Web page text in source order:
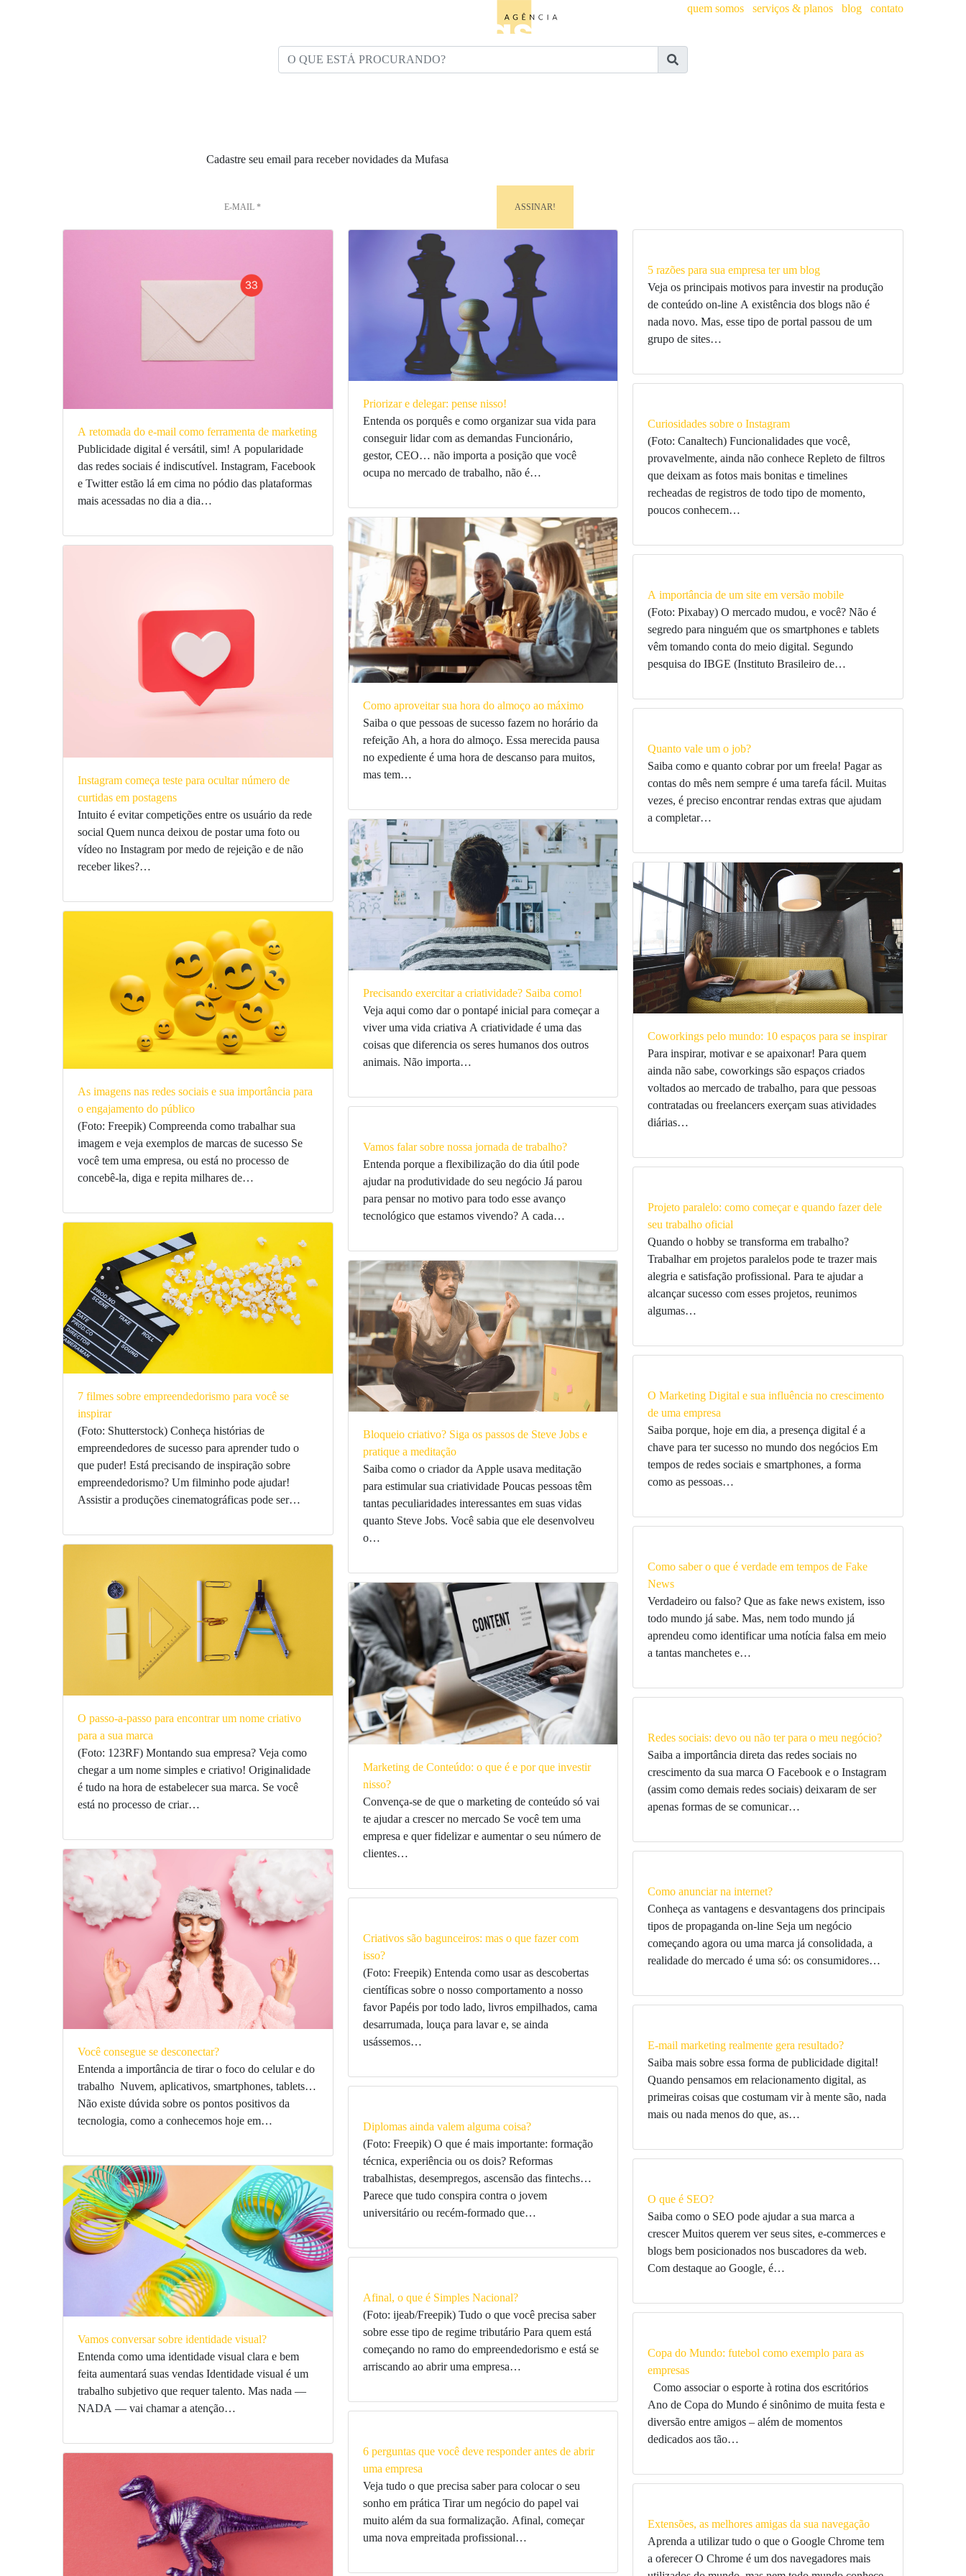
quem somos serviços & planos blog contato
O QUE ESTÁ PROCURANDO?
Cadastre seu email para receber novidades da Mufasa
A retomada do e-mail como ferramenta de marketing
Publicidade digital é versátil, sim! A popularidade
das redes sociais é indiscutível. Instagram, Facebook
e Twitter estão lá em cima no pódio das plataformas
mais acessadas no dia a dia…
Instagram começa teste para ocultar número de
curtidas em postagens
Intuito é evitar competições entre os usuário da rede
social Quem nunca deixou de postar uma foto ou
vídeo no Instagram por medo de rejeição e de não
receber likes?…
As imagens nas redes sociais e sua importância para
o engajamento do público
(Foto: Freepik) Compreenda como trabalhar sua
imagem e veja exemplos de marcas de sucesso Se
você tem uma empresa, ou está no processo de
concebê-la, diga e repita milhares de…
7 filmes sobre empreendedorismo para você se
inspirar
(Foto: Shutterstock) Conheça histórias de
empreendedores de sucesso para aprender tudo o
que puder! Está precisando de inspiração sobre
empreendedorismo? Um filminho pode ajudar!
Assistir a produções cinematográficas pode ser…
O passo-a-passo para encontrar um nome criativo
para a sua marca
(Foto: 123RF) Montando sua empresa? Veja como
chegar a um nome simples e criativo! Originalidade
é tudo na hora de estabelecer sua marca. Se você
está no processo de criar…
Você consegue se desconectar?
Entenda a importância de tirar o foco do celular e do
trabalho Nuvem, aplicativos, smartphones, tablets…
Não existe dúvida sobre os pontos positivos da
tecnologia, como a conhecemos hoje em…
Vamos conversar sobre identidade visual?
Entenda como uma identidade visual clara e bem
feita aumentará suas vendas Identidade visual é um
trabalho subjetivo que requer talento. Mas nada —
NADA — vai chamar a atenção…
Priorizar e delegar: pense nisso!
Entenda os porquês e como organizar sua vida para
conseguir lidar com as demandas Funcionário,
gestor, CEO… não importa a posição que você
ocupa no mercado de trabalho, não é…
Como aproveitar sua hora do almoço ao máximo
Saiba o que pessoas de sucesso fazem no horário da
refeição Ah, a hora do almoço. Essa merecida pausa
no expediente é uma hora de descanso para muitos,
mas tem…
Precisando exercitar a criatividade? Saiba como!
Veja aqui como dar o pontapé inicial para começar a
viver uma vida criativa A criatividade é uma das
coisas que diferencia os seres humanos dos outros
animais. Não importa…
Vamos falar sobre nossa jornada de trabalho?
Entenda porque a flexibilização do dia útil pode
ajudar na produtividade do seu negócio Já parou
para pensar no motivo para todo esse avanço
tecnológico que estamos vivendo? A cada…
Bloqueio criativo? Siga os passos de Steve Jobs e
pratique a meditação
Saiba como o criador da Apple usava meditação
para estimular sua criatividade Poucas pessoas têm
tantas peculiaridades interessantes em suas vidas
quanto Steve Jobs. Você sabia que ele desenvolveu
o…
Marketing de Conteúdo: o que é e por que investir
nisso?
Convença-se de que o marketing de conteúdo só vai
te ajudar a crescer no mercado Se você tem uma
empresa e quer fidelizar e aumentar o seu número de
clientes…
Criativos são bagunceiros: mas o que fazer com
isso?
(Foto: Freepik) Entenda como usar as descobertas
científicas sobre o nosso comportamento a nosso
favor Papéis por todo lado, livros empilhados, cama
desarrumada, louça para lavar e, se ainda
usássemos…
Diplomas ainda valem alguma coisa?
(Foto: Freepik) O que é mais importante: formação
técnica, experiência ou os dois? Reformas
trabalhistas, desempregos, ascensão das fintechs…
Parece que tudo conspira contra o jovem
universitário ou recém-formado que…
Afinal, o que é Simples Nacional?
(Foto: ijeab/Freepik) Tudo o que você precisa saber
sobre esse tipo de regime tributário Para quem está
começando no ramo do empreendedorismo e está se
arriscando ao abrir uma empresa…
6 perguntas que você deve responder antes de abrir
uma empresa
Veja tudo o que precisa saber para colocar o seu
sonho em prática Tirar um negócio do papel vai
muito além da sua formalização. Afinal, começar
uma nova empreitada profissional…
5 razões para sua empresa ter um blog
Veja os principais motivos para investir na produção
de conteúdo on-line A existência dos blogs não é
nada novo. Mas, esse tipo de portal passou de um
grupo de sites…
Curiosidades sobre o Instagram
(Foto: Canaltech) Funcionalidades que você,
provavelmente, ainda não conhece Repleto de filtros
que deixam as fotos mais bonitas e timelines
recheadas de registros de todo tipo de momento,
poucos conhecem…
A importância de um site em versão mobile
(Foto: Pixabay) O mercado mudou, e você? Não é
segredo para ninguém que os smartphones e tablets
vêm tomando conta do meio digital. Segundo
pesquisa do IBGE (Instituto Brasileiro de…
Quanto vale um o job?
Saiba como e quanto cobrar por um freela! Pagar as
contas do mês nem sempre é uma tarefa fácil. Muitas
vezes, é preciso encontrar rendas extras que ajudam
a completar…
Coworkings pelo mundo: 10 espaços para se inspirar
Para inspirar, motivar e se apaixonar! Para quem
ainda não sabe, coworkings são espaços criados
voltados ao mercado de trabalho, para que pessoas
contratadas ou freelancers exerçam suas atividades
diárias…
Projeto paralelo: como começar e quando fazer dele
seu trabalho oficial
Quando o hobby se transforma em trabalho?
Trabalhar em projetos paralelos pode te trazer mais
alegria e satisfação profissional. Para te ajudar a
alcançar sucesso com esses projetos, reunimos
algumas…
O Marketing Digital e sua influência no crescimento
de uma empresa
Saiba porque, hoje em dia, a presença digital é a
chave para ter sucesso no mundo dos negócios Em
tempos de redes sociais e smartphones, a forma
como as pessoas…
Como saber o que é verdade em tempos de Fake
News
Verdadeiro ou falso? Que as fake news existem, isso
todo mundo já sabe. Mas, nem todo mundo já
aprendeu como identificar uma notícia falsa em meio
a tantas manchetes e…
Redes sociais: devo ou não ter para o meu negócio?
Saiba a importância direta das redes sociais no
crescimento da sua marca O Facebook e o Instagram
(assim como demais redes sociais) deixaram de ser
apenas formas de se comunicar…
Como anunciar na internet?
Conheça as vantagens e desvantagens dos principais
tipos de propaganda on-line Seja um negócio
começando agora ou uma marca já consolidada, a
realidade do mercado é uma só: os consumidores…
E-mail marketing realmente gera resultado?
Saiba mais sobre essa forma de publicidade digital!
Quando pensamos em relacionamento digital, as
primeiras coisas que costumam vir à mente são, nada
mais ou nada menos do que, as…
O que é SEO?
Saiba como o SEO pode ajudar a sua marca a
crescer Muitos querem ver seus sites, e-commerces e
blogs bem posicionados nos buscadores da web.
Com destaque ao Google, é…
Copa do Mundo: futebol como exemplo para as
empresas
Como associar o esporte à rotina dos escritórios
Ano de Copa do Mundo é sinônimo de muita festa e
diversão entre amigos – além de momentos
dedicados aos tão…
Extensões, as melhores amigas da sua navegação
Aprenda a utilizar tudo o que o Google Chrome tem
a oferecer O Chrome é um dos navegadores mais